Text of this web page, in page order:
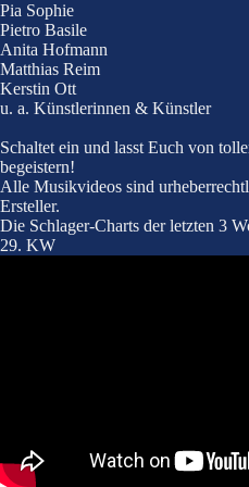
Pia Sophie
Pietro Basile
Anita Hofmann
Matthias Reim
Kerstin Ott
u. a. Künstlerinnen & Künstler
Schaltet ein und lasst Euch von
begeistern!
Alle Musikvideos sind
Ersteller.
Die Schlager-Charts der letzten 3
29. KW